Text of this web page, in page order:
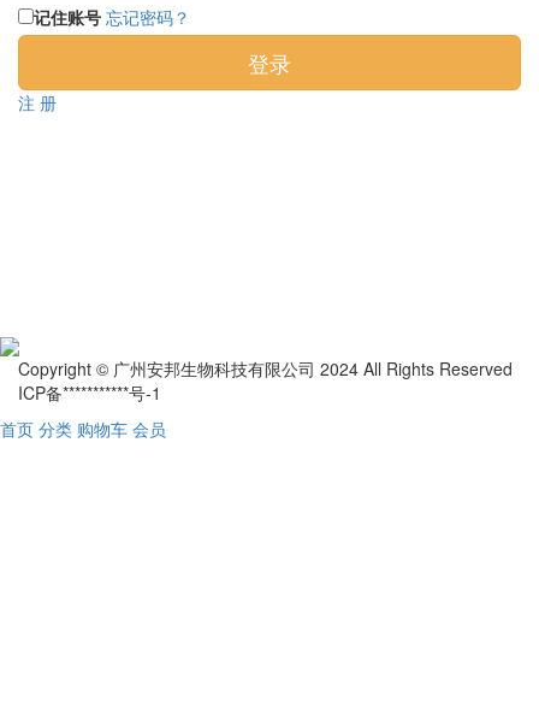
记住账号 忘记密码？
注 册
Copyright © 广州安邦生物科技有限公司 2024 All Rights Reserved
ICP备***********号-1
首页 分类 购物车 会员